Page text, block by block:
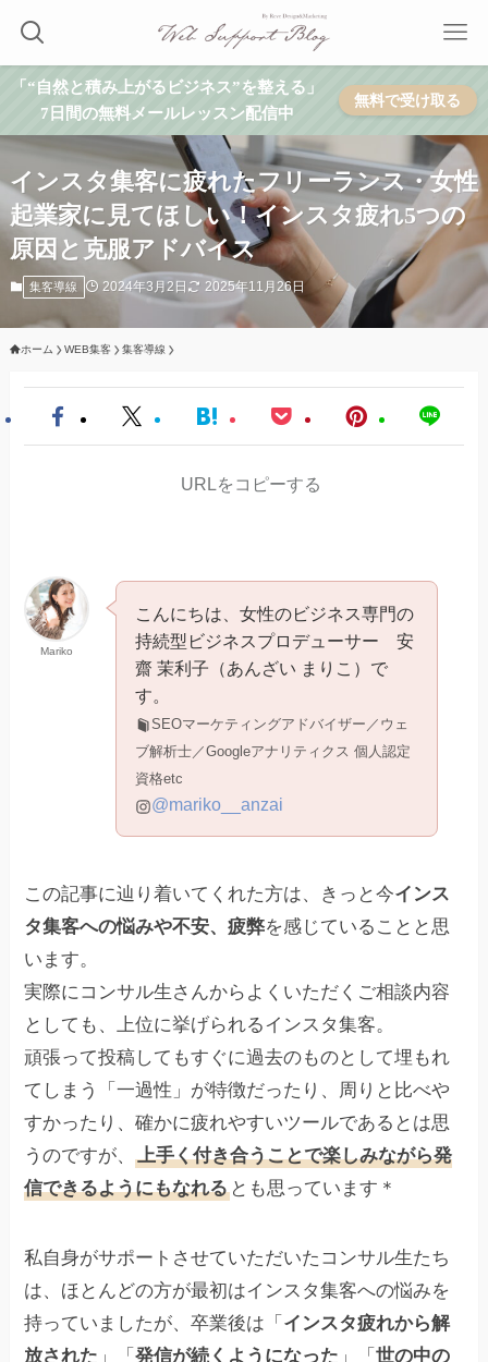
「“自然と積み上がるビジネス”を整える」
7日間の無料メールレッスン配信中
無料で受け取る
インスタ集客に疲れたフリーランス・女性
起業家に見てほしい！インスタ疲れ5つの
原因と克服アドバイス
集客導線 2024年3月2日 2025年11月26日
ホーム WEB集客 集客導線
URLをコピーする
Mariko
こんにちは、女性のビジネス専門の
持続型ビジネスプロデューサー 安
齋 茉利子（あんざい まりこ）で
す。
SEOマーケティングアドバイザー／ウェ
ブ解析士／Googleアナリティクス 個人認定
資格etc
@mariko__anzai
この記事に辿り着いてくれた方は、きっと今インス
タ集客への悩みや不安、疲弊を感じていることと思
います。
実際にコンサル生さんからよくいただくご相談内容
としても、上位に挙げられるインスタ集客。
頑張って投稿してもすぐに過去のものとして埋もれ
てしまう「一過性」が特徴だったり、周りと比べや
すかったり、確かに疲れやすいツールであるとは思
うのですが、上手く付き合うことで楽しみながら発
信できるようにもなれる とも思っています＊
私自身がサポートさせていただいたコンサル生たち
は、ほとんどの方が最初はインスタ集客への悩みを
持っていましたが、卒業後は「 インスタ疲れから解
放された 」「発信が続くようになった 」「世の中の